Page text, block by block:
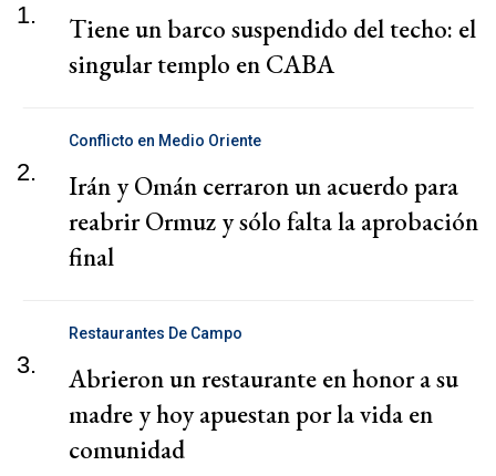
1.
Tiene un barco suspendido del techo: el
singular templo en CABA
2.
Conflicto en Medio Oriente
Irán y Omán cerraron un acuerdo para
reabrir Ormuz y sólo falta la aprobación
final
3.
Restaurantes De Campo
Abrieron un restaurante en honor a su
madre y hoy apuestan por la vida en
comunidad